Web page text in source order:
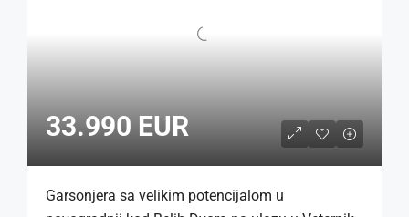
33.990 EUR
Garsonjera sa velikim potencijalom u